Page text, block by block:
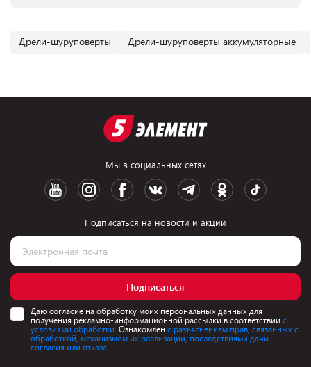
Дрели-шуруповерты Дрели-шуруповерты аккумуляторные
Мы в социальных сетях
Подписаться на новости и акции
Подписаться
Даю согласие на обработку моих персональных данных для
получения рекламно-информационной рассылки в соответствии с
условиями обработки. Ознакомлен с разъяснением прав, связанных с
обработкой, механизмом их реализации, последствиями дачи
согласия или отказа.